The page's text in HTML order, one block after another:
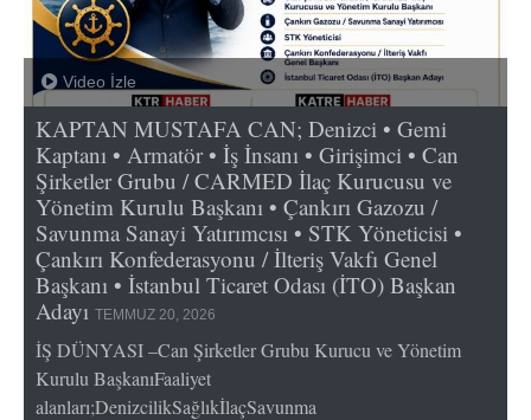
Video İzle
KAPTAN MUSTAFA CAN; Denizci • Gemi
Kaptanı • Armatör • İş İnsanı • Girişimci • Can
Şirketler Grubu / CARMED İlaç Kurucusu ve
Yönetim Kurulu Başkanı • Çankırı Gazozu /
Savunma Sanayi Yatırımcısı • STK Yöneticisi •
Çankırı Konfederasyonu / İlteriş Vakfı Genel
Başkanı • İstanbul Ticaret Odası (İTO) Başkan
Adayı TEMMUZ 20, 2026
İŞ DÜNYASI –Can Şirketler Grubu Kurucu ve Yönetim
Kurulu BaşkanıFaaliyet
alanları;DenizcilikSağlıkİlaçSavunma